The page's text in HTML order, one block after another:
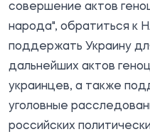
совершение актов
народа", обратиться к
поддержать Украину
дальнейших актов
украинцев, а также
уголовные
российских